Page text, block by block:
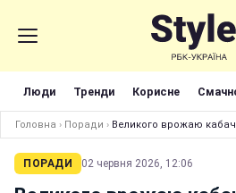
Люди Тренди Корисне
Головна › Поради › Великого врожаю
ПОРАДИ 02 червня 2026, 12:06